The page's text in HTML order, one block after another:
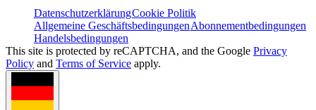
DatenschutzerklärungCookie Politik
Allgemeine GeschäftsbedingungenAbonnementbedingungen
Handelsbedingungen
This site is protected by reCAPTCHA, and the Google Privacy
Policy and Terms of Service apply.